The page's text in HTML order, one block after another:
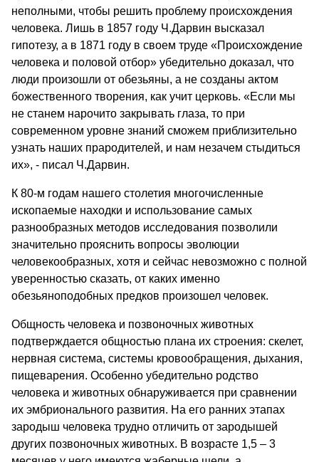
неполными, чтобы решить проблему происхождения
человека. Лишь в 1857 году Ч.Дарвин высказал
гипотезу, а в 1871 году в своем труде «Происхождение
человека и половой отбор» убедительно доказал, что
люди произошли от обезьяны, а не созданы актом
божественного творения, как учит церковь. «Если мы
не станем нарочито закрывать глаза, то при
современном уровне знаний сможем приблизительно
узнать наших прародителей, и нам незачем стыдиться
их», - писал Ч.Дарвин.
К 80-м годам нашего столетия многочисленные
ископаемые находки и использование самых
разнообразных методов исследования позволили
значительно прояснить вопросы эволюции
человекообразных, хотя и сейчас невозможно с полной
уверенностью сказать, от каких именно
обезьяноподобных предков произошел человек.
Общность человека и позвоночных животных
подтверждается общностью плана их строения: скелет,
нервная система, системы кровообращения, дыхания,
пищеварения. Особенно убедительно родство
человека и животных обнаруживается при сравнении
их эмбрионального развития. На его ранних этапах
зародыш человека трудно отличить от зародышей
других позвоночных животных. В возрасте 1,5 – 3